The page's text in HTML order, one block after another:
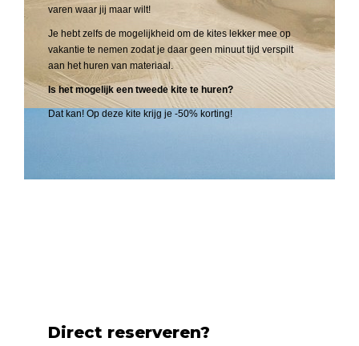
varen waar jij maar wilt!
Je hebt zelfs de mogelijkheid om de kites lekker mee op
vakantie te nemen zodat je daar geen minuut tijd verspilt
aan het huren van materiaal.
Is het mogelijk een tweede kite te huren?
Dat kan! Op deze kite krijg je -50% korting!
Direct reserveren?